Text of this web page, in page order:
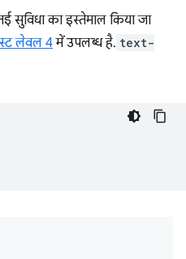
सुविधा का इस्तेमाल किया जा
लेवल 4में उपलब्ध है. text-